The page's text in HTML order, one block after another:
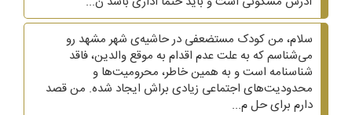
سلام، من کودک مستضعفی در حاشیه‌ی شهر مشهد رو
می‌شناسم که به علت عدم اقدام به موقع والدین، فاقد
شناسنامه است و به همین خاطر، محرومیت‌ها و
محدودیت‌های اجتماعی زیادی براش ایجاد شده. من قصد
دارم برای حل م...